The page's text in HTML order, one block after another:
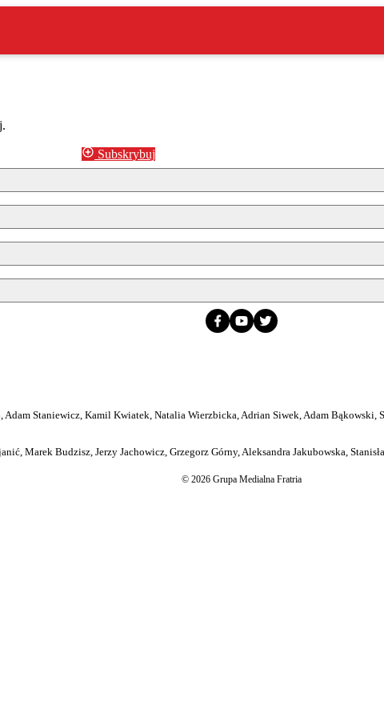
Subskrybuj
Adam Staniewicz, Kamil Kwiatek, Natalia Wierzbicka, Adrian Siwek, Adam Bąkowski,
Marek Budzisz, Jerzy Jachowicz, Grzegorz Górny, Aleksandra Jakubowska,
© 2026 Grupa Medialna Fratria